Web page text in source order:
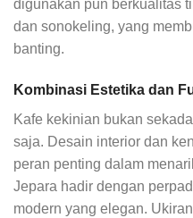
digunakan pun berkualitas
dan sonokeling, yang
banting.
Kombinasi Estetika dan
Kafe kekinian bukan
saja. Desain interior dan
peran penting dalam
Jepara hadir dengan
modern yang elegan.